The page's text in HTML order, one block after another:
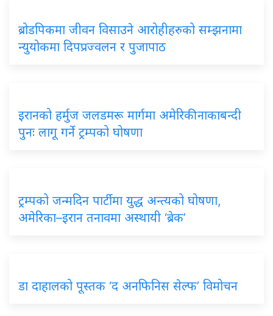
ब्रोडपिकमा जीवन विसाउने आरोहीहरुको सम्झनामा
न्युयोकमा दिपप्रज्वलन र पुजापाठ
इरानको हर्मुज जलडमरू मार्गमा अमेरिकी नाकाबन्दी
पुनः लागू गर्ने ट्रम्पको घोषणा
ट्रम्पको जन्मदिन पार्टीमा युद्ध अन्त्यको घोषणा,
अमेरिका–इरान तनावमा अस्थायी ‘ब्रेक’
डा दाहालको पूस्तक ‘द अनफिनिस सेल्फ’ विमोचन